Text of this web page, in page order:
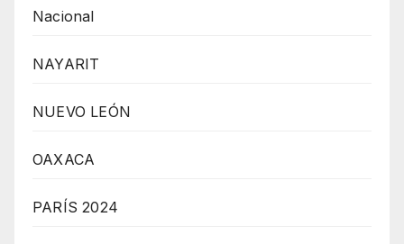
Nacional
NAYARIT
NUEVO LEÓN
OAXACA
PARÍS 2024